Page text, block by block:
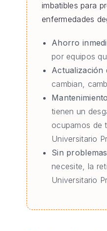
imbatibles para
enfermedades
Ahorro
por equipos
Actualización
cambian,
tienen un
ocupamos de
Universitario
Sin
necesite, la
Universitario